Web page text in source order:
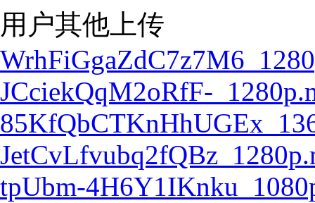
用户其他上传
JCciekQqM2oRfF-
tpUbm-